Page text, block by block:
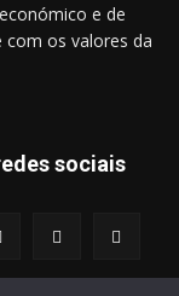
e de
com os valores da
sociais